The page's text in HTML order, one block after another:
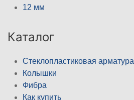
12 мм
Каталог
Стеклопластиковая арматура
Колышки
Фибра
Как купить